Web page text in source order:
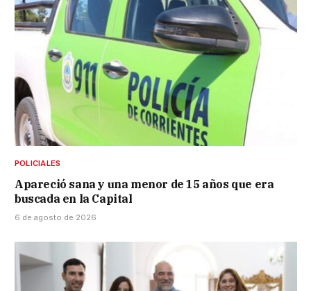
POLICIALES
Apareció sana y una menor de 15 años que era
buscada en la Capital
6 de agosto de 2026